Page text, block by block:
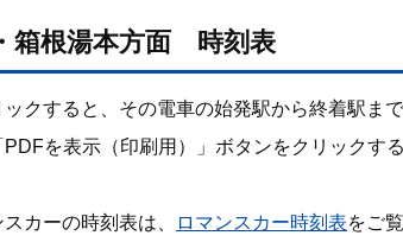
箱根湯本方面 時刻表
ックすると、その電車の始発駅から終着駅ま
PDFを表⽰（印刷⽤）」ボタンをクリック
カーの時刻表は、
ロマンスカー時刻表をご